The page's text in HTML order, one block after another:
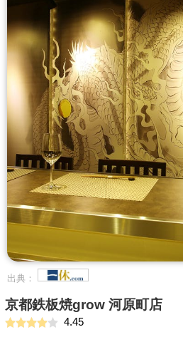
出典：
京都鉄板焼grow 河原町店
4.45